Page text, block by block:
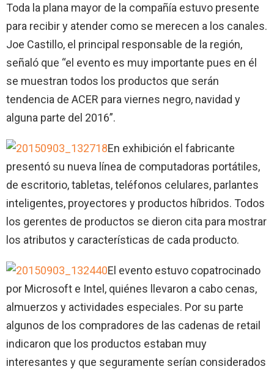
Toda la plana mayor de la compañía estuvo presente
para recibir y atender como se merecen a los canales.
Joe Castillo, el principal responsable de la región,
señaló que “el evento es muy importante pues en él
se muestran todos los productos que serán
tendencia de ACER para viernes negro, navidad y
alguna parte del 2016”.
En exhibición el fabricante
presentó su nueva línea de computadoras portátiles,
de escritorio, tabletas, teléfonos celulares, parlantes
inteligentes, proyectores y productos híbridos. Todos
los gerentes de productos se dieron cita para mostrar
los atributos y características de cada producto.
El evento estuvo copatrocinado
por Microsoft e Intel, quiénes llevaron a cabo cenas,
almuerzos y actividades especiales. Por su parte
algunos de los compradores de las cadenas de retail
indicaron que los productos estaban muy
interesantes y que seguramente serían considerados